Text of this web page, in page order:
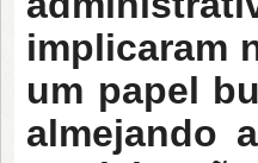
implicaram
um papel
almejando